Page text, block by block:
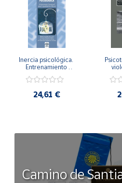
Inercia psicológica.
Entrenamiento
Igualdad de Género.
24,61 €
Camino de